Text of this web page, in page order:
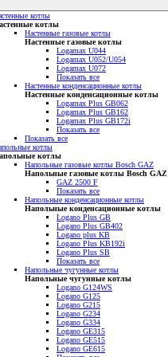
котлы
котлы
Настенные газовые котлы
Настенные газовые котлы
Logamax U044
Logamax U052/U054
Logamax U072
Показать все
Настенные конденсационные котлы
Настенные конденсационные котлы
Logamax Plus GB062
Logamax Plus GB162
Logamax Plus GB172i
Показать все
Показать все
котлы
котлы
Напольные газовые котлы Bosch GAZ
Напольные газовые котлы Bosch GAZ
GAZ 2500 F
Показать все
Напольные конденсационные котлы
Напольные конденсационные котлы
Logano Plus GB
Logano Plus GB402
Logano plus KB
Logano Plus KB192i
Logano Plus SB
Показать все
Напольные чугунные котлы
Напольные чугунные котлы
Logano G124WS
Logano G125
Logano G215
Logano G234
Logano G334
Logano GE315
Logano GE515
Logano GE615